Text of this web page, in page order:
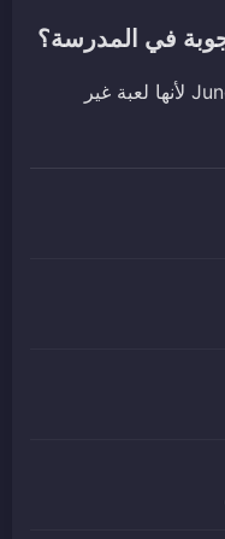
نعم، يمكنك الاستمتاع بـ Jungle Runner لأنها لعبة غير